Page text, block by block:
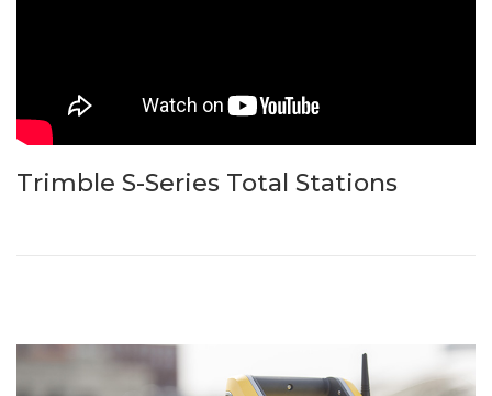
Trimble S-Series Total Stations